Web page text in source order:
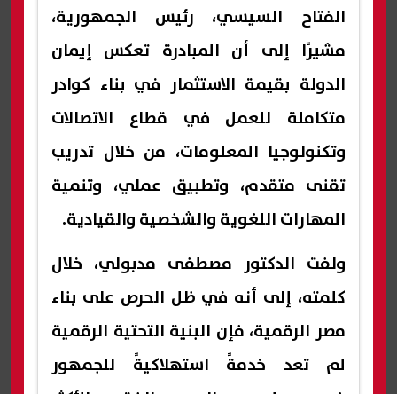
الفتاح السيسي، رئيس الجمهورية،
مشيرًا إلى أن المبادرة تعكس إيمان
الدولة بقيمة الاستثمار في بناء كوادر
متكاملة للعمل في قطاع الاتصالات
وتكنولوجيا المعلومات، من خلال تدريب
تقنى متقدم، وتطبيق عملي، وتنمية
المهارات اللغوية والشخصية والقيادية.
ولفت الدكتور مصطفى مدبولي، خلال
كلمته، إلى أنه في ظل الحرص على بناء
مصر الرقمية، فإن البنية التحتية الرقمية
لم تعد خدمةً استهلاكيةً للجمهور